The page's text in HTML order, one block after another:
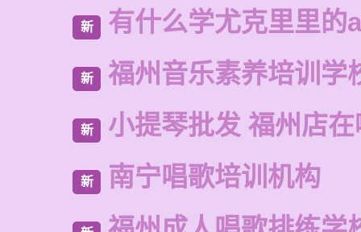
新 有什么学尤克里里的
新 福州音乐素养培训学
新 小提琴批发 福州店
新 南宁唱歌培训机构